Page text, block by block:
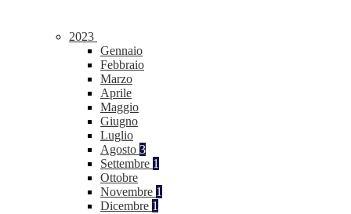
2023
Gennaio
Febbraio
Marzo
Aprile
Maggio
Giugno
Luglio
Agosto 3
Settembre 1
Ottobre
Novembre 1
Dicembre 1